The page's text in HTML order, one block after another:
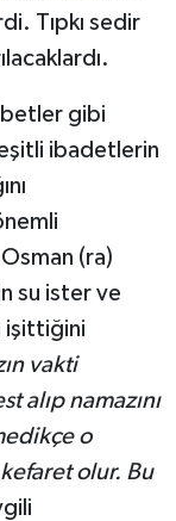
Tıpkı sedir
gibi
ibadetlerin
(ra)
su ister ve
işittiğini
vakti
alıp namazını
o
olur. Bu